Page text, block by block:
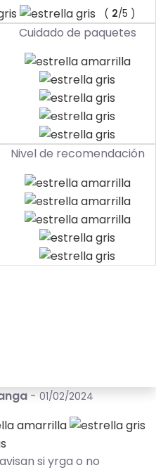
( 2/5 )
Cuidado de paquetes
Nivel de recomendación
- 01/02/2024
si yrga o no